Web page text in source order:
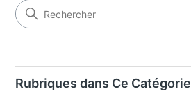
Rubriques dans Ce Catégorie